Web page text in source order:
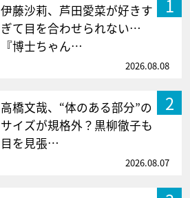
1
伊藤沙莉、芦田愛菜が好きす
ぎて目を合わせられない…
『博士ちゃん…
2026.08.08
2
高橋文哉、“体のある部分”の
サイズが規格外？黒柳徹子も
目を見張…
2026.08.07